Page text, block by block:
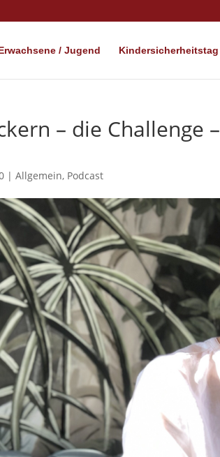
/ Jugend Kindersicherheitstag
– die Challenge –
|Allgemein, Podcast